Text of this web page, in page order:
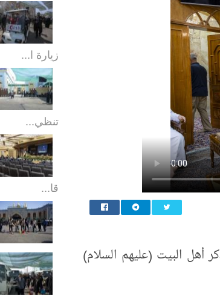
أهل البيت (عليهم السلام)
زيارة ا...
تنظي...
قا...